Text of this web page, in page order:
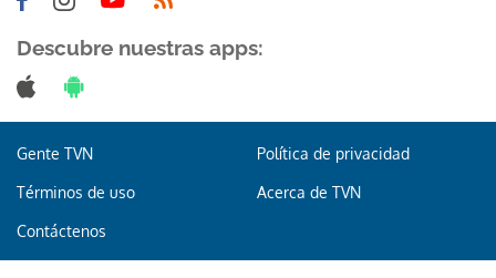
Descubre nuestras apps:
Gente TVN Política de privacidad
Términos de uso Acerca de TVN
Contáctenos